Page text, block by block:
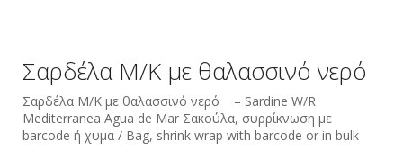
Σαρδέλα M/K με θαλασσινό νερό
Σαρδέλα M/K με θαλασσινό νερό – Sardine W/R
Mediterranea Agua de Mar Σακούλα, συρρίκνωση με
barcode ή χυμα / Bag, shrink wrap with barcode or in bulk